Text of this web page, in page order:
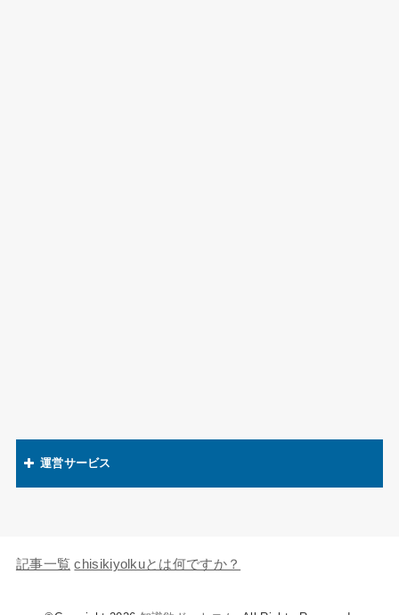
運営サービス
キャラの知識欲
記事一覧 chisikiyolkuとは何ですか？